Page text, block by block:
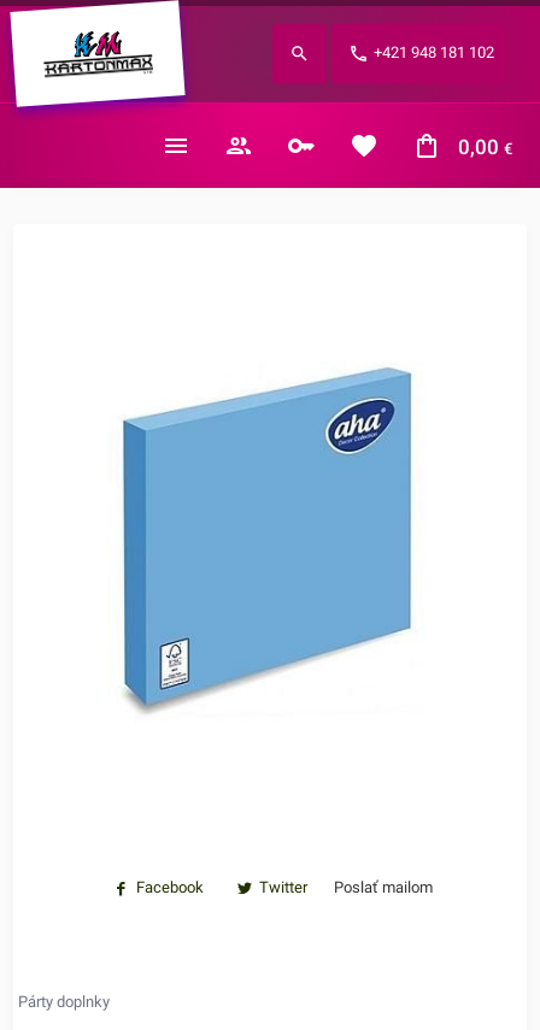
+421 948 181 102
0,00 €
Zabudnuté heslo?
E-mail
Facebook Twitter Poslať mailom
Párty doplnky